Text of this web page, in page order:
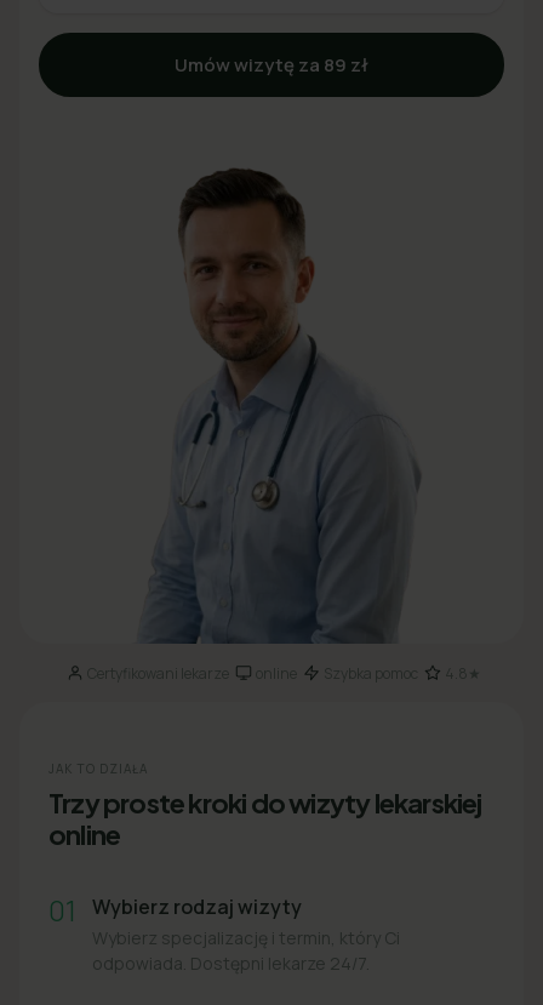
Umów wizytę za 89 zł
Certyfikowani lekarze· online· Szybka pomoc 4.8★
JAK TO DZIAŁA
Trzy proste kroki do wizyty lekarskiej
online
01 Wybierz rodzaj wizyty
Wybierz specjalizację i termin, który Ci
odpowiada. Dostępni lekarze 24/7.